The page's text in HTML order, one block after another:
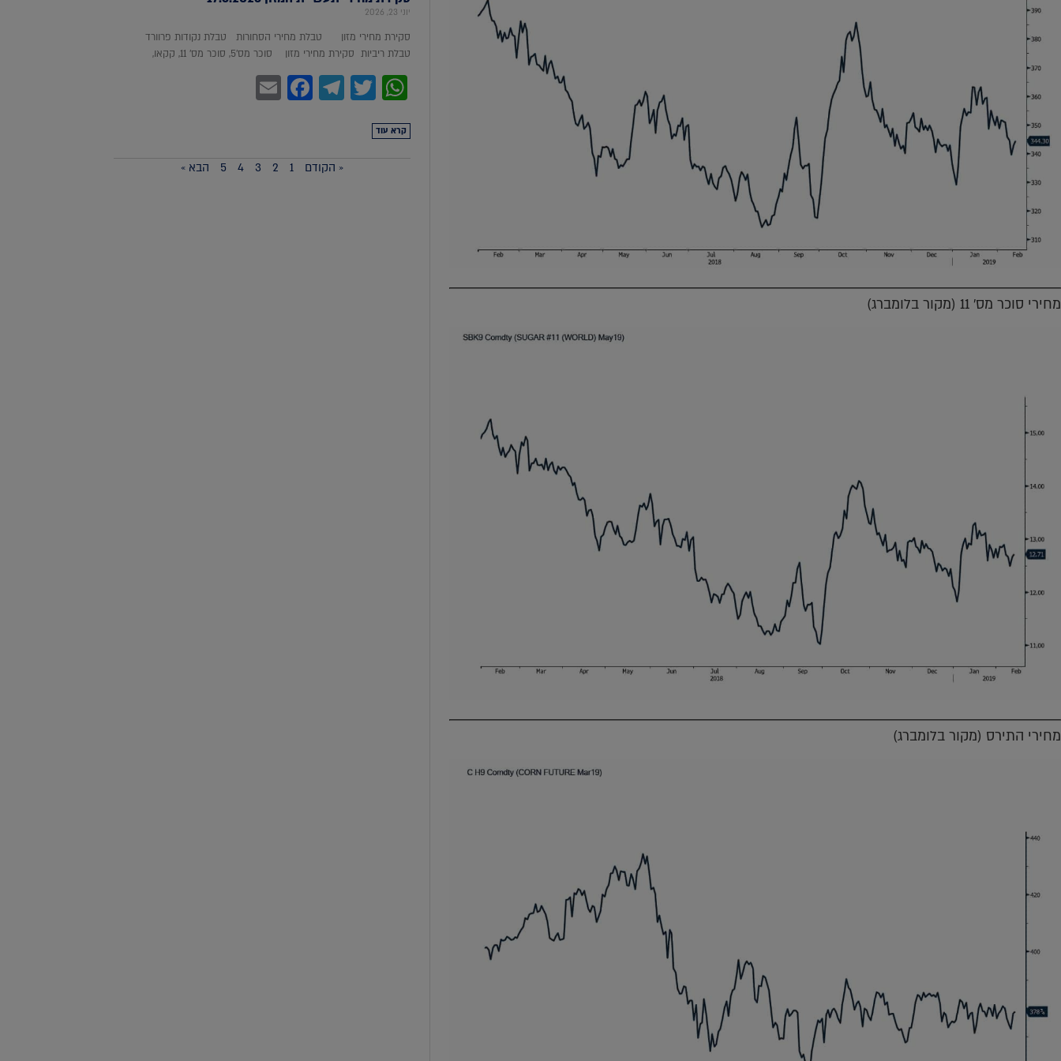
מחירי סוכר מס' 11 (מקור בלומברג)
מחירי התירס (מקור בלומברג)
יוני 23, 2026
סקירת מחירי מזון טבלת מחירי הסחורות טבלת נקודות פרוורד
טבלת ריביות סקירת מחירי מזון סוכר מס'5, סוכר מס' 11, קקאו,
WhatsApp
Twitter
Telegram
Facebook
Email
קרא עוד
« הקודם 1
2
3
4
5 הבא »